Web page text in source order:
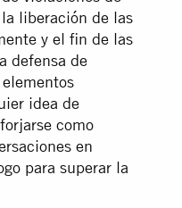
liberación de las
y el fin de las
defensa de
idea de
como
en
para superar la